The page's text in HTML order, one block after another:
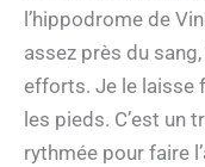
l’hippodrome de
assez près du sang,
efforts. Je le laisse
les pieds. C’est un
rythmée pour faire